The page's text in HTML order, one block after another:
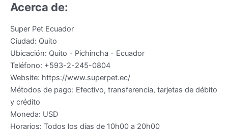
Acerca de:
Super Pet Ecuador
Ciudad: Quito
Ubicación: Quito - Pichincha - Ecuador
Teléfono: +593-2-245-0804
Website: https://www.superpet.ec/
Métodos de pago: Efectivo, transferencia, tarjetas de débito
y crédito
Moneda: USD
Horarios: Todos los días de 10h00 a 20h00